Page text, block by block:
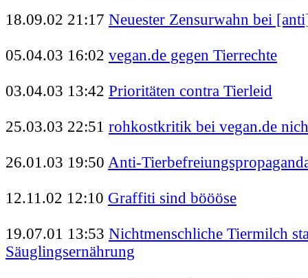
18.09.02 21:17 Neuester Zensurwahn bei
05.04.03 16:02 vegan.de gegen Tierrechte
03.04.03 13:42 Prioritäten contra Tierleid
25.03.03 22:51 rohkostkritik bei vegan.de
26.01.03 19:50 Anti-
12.11.02 12:10 Graffiti sind böööse
19.07.01 13:53 Nichtmenschliche Tiermilch
Säuglingsernährung